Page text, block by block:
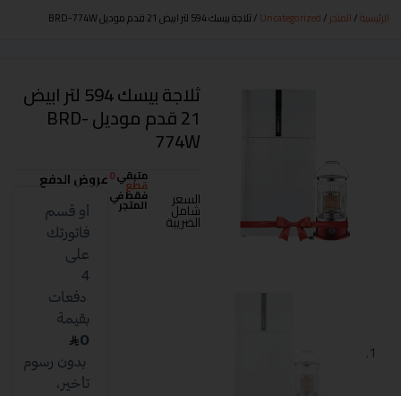
الرئيسية/المتجر/
Uncategorized/ ثلاجة بيسك 594 لتر ابيض 21 قدم موديل BRD-774W
ثلاجة بيسك 594 لتر ابيض
21 قدم موديل BRD-
774W
السعر
شامل
الضريبة
متبقي0
قطع
فقط في
المتجر
عروض الدفع